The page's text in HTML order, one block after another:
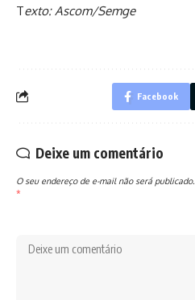
Texto: Ascom/Semge
Facebook
Deixe um comentário
O seu endereço de e-mail não será publicado.
*